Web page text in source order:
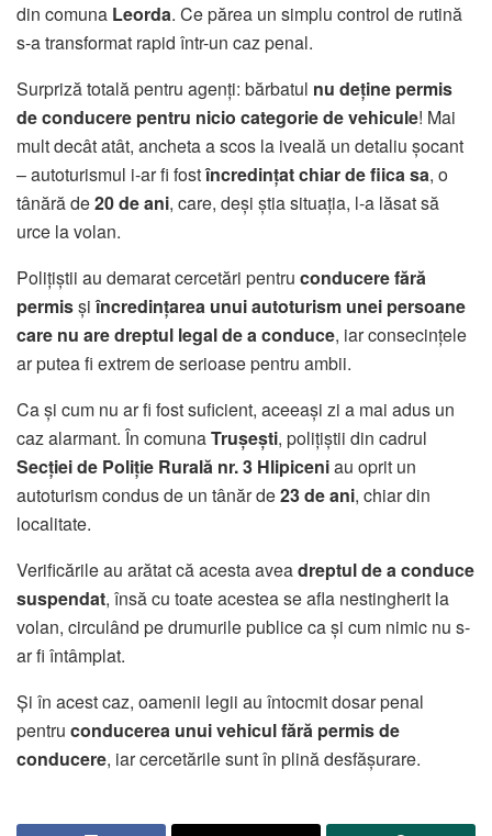
din comuna Leorda. Ce părea un simplu control de rutină
s-a transformat rapid într-un caz penal.
Surpriză totală pentru agenți: bărbatul nu deține permis
de conducere pentru nicio categorie de vehicule! Mai
mult decât atât, ancheta a scos la iveală un detaliu șocant
– autoturismul i-ar fi fostîncredințat chiar de fiica sa, o
tânără de20 de ani, care, deși știa situația, l-a lăsat să
urce la volan.
Polițiștii au demarat cercetări pentru conducere fără
permisșiîncredințarea unui autoturism unei persoane
care nu are dreptul legal de a conduce, iar consecințele
ar putea fi extrem de serioase pentru ambii.
Ca și cum nu ar fi fost suficient, aceeași zi a mai adus un
caz alarmant. În comunaTrușești, polițiștii din cadrul
Secției de Poliție Rurală nr. 3 Hlipiceniau oprit un
autoturism condus de un tânăr de23 de ani, chiar din
localitate.
Verificările au arătat că acesta aveadreptul de a conduce
suspendat, însă cu toate acestea se afla nestingherit la
volan, circulând pe drumurile publice ca și cum nimic nu s-
ar fi întâmplat.
Și în acest caz, oamenii legii au întocmit dosar penal
pentru conducerea unui vehicul fără permis de
conducere, iar cercetările sunt în plină desfășurare.